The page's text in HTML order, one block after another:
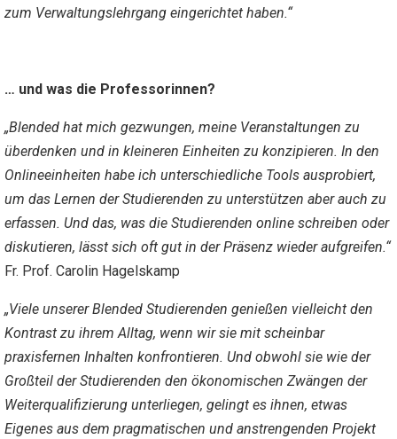
zum Verwaltungslehrgang eingerichtet haben.“
… und was die Professorinnen?
„Blended hat mich gezwungen, meine Veranstaltungen zu
überdenken und in kleineren Einheiten zu konzipieren. In den
Onlineeinheiten habe ich unterschiedliche Tools ausprobiert,
um das Lernen der Studierenden zu unterstützen aber auch zu
erfassen. Und das, was die Studierenden online schreiben oder
diskutieren, lässt sich oft gut in der Präsenz wieder aufgreifen.“
Fr. Prof. Carolin Hagelskamp
„Viele unserer Blended Studierenden genießen vielleicht den
Kontrast zu ihrem Alltag, wenn wir sie mit scheinbar
praxisfernen Inhalten konfrontieren. Und obwohl sie wie der
Großteil der Studierenden den ökonomischen Zwängen der
Weiterqualifizierung unterliegen, gelingt es ihnen, etwas
Eigenes aus dem pragmatischen und anstrengenden Projekt